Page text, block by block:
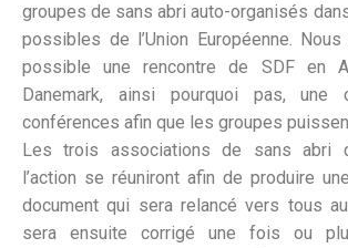
groupes de sans abri auto-organisés
possibles de l’Union Européenne.
possible une rencontre de SDF en
Danemark, ainsi pourquoi pas, une
conférences afin que les groupes
Les trois associations de sans abri
l’action se réuniront afin de produire
document qui sera relancé vers tous
sera ensuite corrigé une fois ou